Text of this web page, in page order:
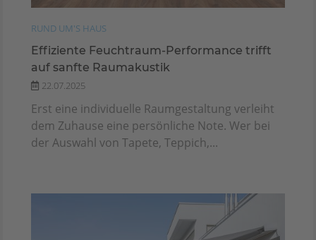
RUND UM'S HAUS
Effiziente Feuchtraum-Performance trifft
auf sanfte Raumakustik
22.07.2025
Erst eine individuelle Raumgestaltung verleiht
dem Zuhause eine persönliche Note. Wer bei
der Auswahl von Tapete, Teppich,...